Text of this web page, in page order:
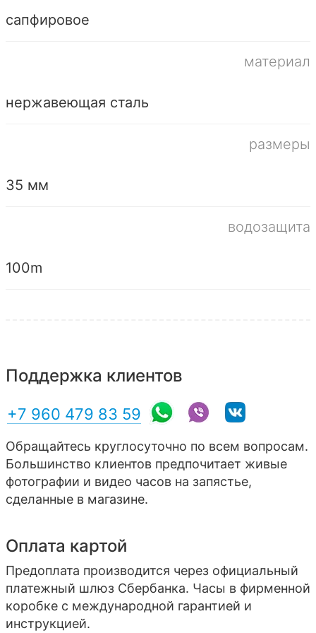
сапфировое
материал
нержавеющая сталь
размеры
35 мм
водозащита
100m
Поддержка клиентов
+7 960 479 83 59
Обращайтесь круглосуточно по всем вопросам.
Большинство клиентов предпочитает живые
фотографии и видео часов на запястье,
сделанные в магазине.
Оплата картой
Предоплата производится через официальный
платежный шлюз Сбербанка. Часы в фирменной
коробке с международной гарантией и
инструкцией.